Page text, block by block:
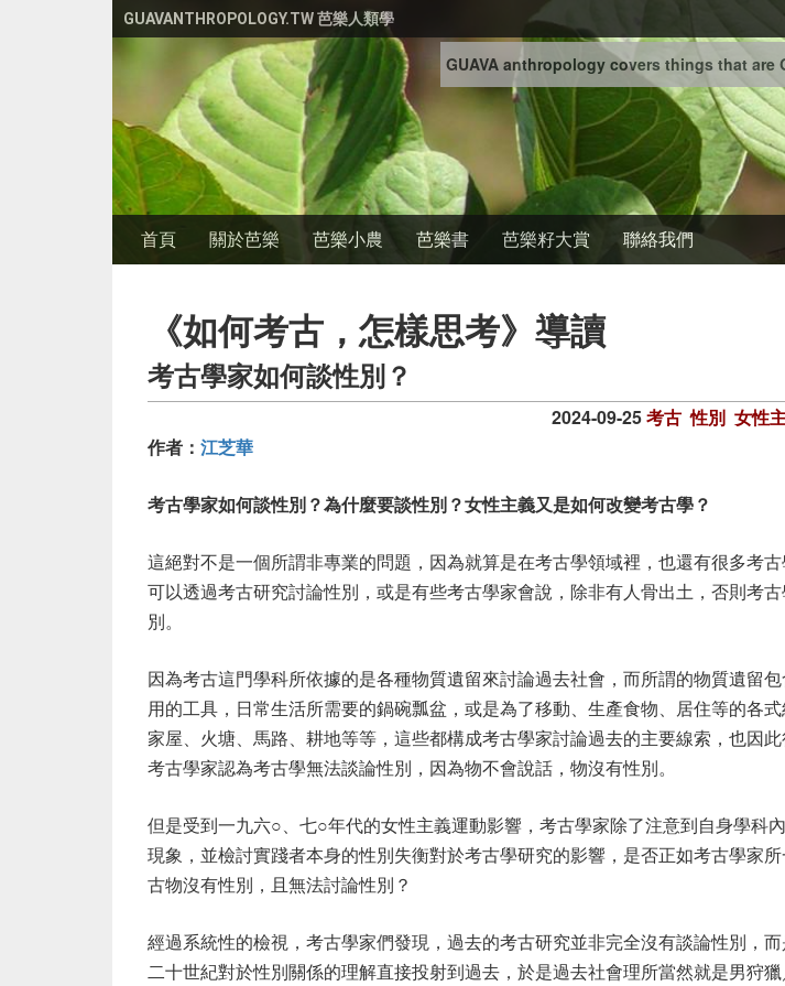
GUAVANTHROPOLOGY.TW 芭樂人類學
GUAVA anthropology covers things that
首頁 關於芭樂 芭樂小農 芭樂書 芭樂籽大賞 聯絡我們
《如何考古，怎樣思考》導讀
考古學家如何談性別？
2024-09-25考古 性別 女性
作者： 江芝華
考古學家如何談性別？為什麼要談性別？女性主義又是如何改變考古學？
這絕對不是一個所謂非專業的問題，因為就算是在考古學領域裡，也還有很多考
可以透過考古研究討論性別，或是有些考古學家會說，除非有人骨出土，否則考
別。
因為考古這門學科所依據的是各種物質遺留來討論過去社會，而所謂的物質遺留
用的工具，日常生活所需要的鍋碗瓢盆，或是為了移動、生產食物、居住等的各
家屋、火塘、馬路、耕地等等，這些都構成考古學家討論過去的主要線索，也因此
考古學家認為考古學無法談論性別，因為物不會說話，物沒有性別。
但是受到一九六○、七○年代的女性主義運動影響，考古學家除了注意到自身學科
現象，並檢討實踐者本身的性別失衡對於考古學研究的影響，是否正如考古學家
古物沒有性別，且無法討論性別？
經過系統性的檢視，考古學家們發現，過去的考古研究並非完全沒有談論性別，
二十世紀對於性別關係的理解直接投射到過去，於是過去社會理所當然就是男狩